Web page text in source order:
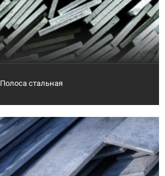
Полоса стальная